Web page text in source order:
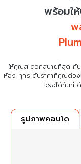
พร้อมใ
พ
ให้คุณสะดวกสบายที่สุด กั
ห้อง ทุกระดับราคาที่คุณต้อง
จริงได้ทันที
รูปภาพคอนโด